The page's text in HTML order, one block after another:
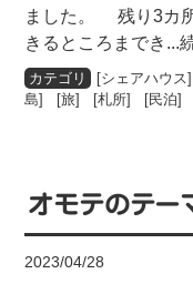
ました。 残り3カ
きるところまでき ...
[シェアハウス
島] [旅] [札所] [民泊]
オモテのテー
2023/04/28